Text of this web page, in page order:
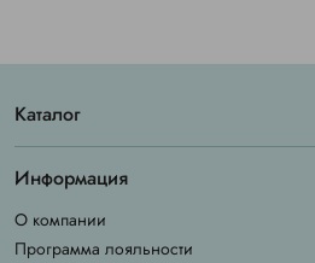
Каталог
Информация
О компании
Программа лояльности